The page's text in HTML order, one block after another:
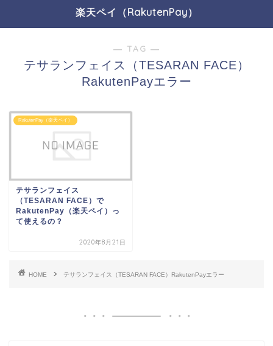
楽天ペイ（RakutenPay）
― TAG ―
テサランフェイス（TESARAN FACE）
RakutenPayエラー
RakutenPay（楽天ペイ）
テサランフェイス
（TESARAN FACE）で
RakutenPay（楽天ペイ）っ
て使えるの？
2020年8月21日
HOME テサランフェイス（TESARAN FACE）RakutenPayエラー